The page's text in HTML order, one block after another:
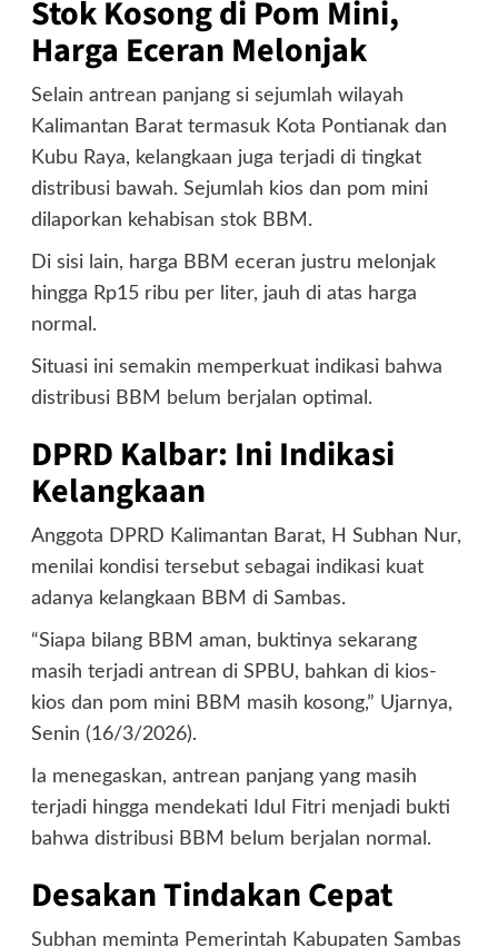
Stok Kosong di Pom Mini,
Harga Eceran Melonjak
Selain antrean panjang si sejumlah wilayah
Kalimantan Barat termasuk Kota Pontianak dan
Kubu Raya, kelangkaan juga terjadi di tingkat
distribusi bawah. Sejumlah kios dan pom mini
dilaporkan kehabisan stok BBM.
Di sisi lain, harga BBM eceran justru melonjak
hingga Rp15 ribu per liter, jauh di atas harga
normal.
Situasi ini semakin memperkuat indikasi bahwa
distribusi BBM belum berjalan optimal.
DPRD Kalbar: Ini Indikasi
Kelangkaan
Anggota DPRD Kalimantan Barat, H Subhan Nur,
menilai kondisi tersebut sebagai indikasi kuat
adanya kelangkaan BBM di Sambas.
“Siapa bilang BBM aman, buktinya sekarang
masih terjadi antrean di SPBU, bahkan di kios-
kios dan pom mini BBM masih kosong,” Ujarnya,
Senin (16/3/2026).
Ia menegaskan, antrean panjang yang masih
terjadi hingga mendekati Idul Fitri menjadi bukti
bahwa distribusi BBM belum berjalan normal.
Desakan Tindakan Cepat
Subhan meminta Pemerintah Kabupaten Sambas